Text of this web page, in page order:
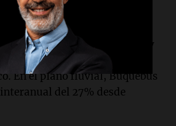
barriales.
clave: Aerolíneas Argentinas y
313.000 pasajeros, con el
En el plano fluvial, Buquebus
del 27% desde